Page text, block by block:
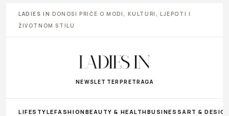
LADIES IN DONOSI PRIČE O MODI, KULTURI, LJEPOTI I
ŽIVOTNOM STILU
NEWSLETTER PRETRAGA
LIFESTYLEFASHIONBEAUTY & HEALTHBUSINESS ART &